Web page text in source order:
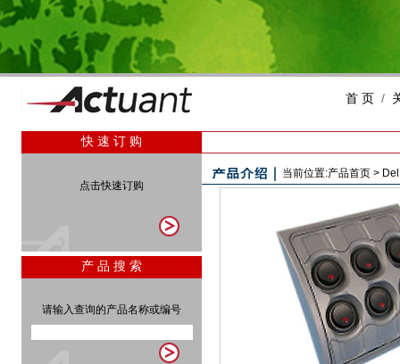
首 页 /
快 速 订 购
点击快速订购
产 品 搜 索
请输入查询的产品名称或编号
当前位置:产品首页 >